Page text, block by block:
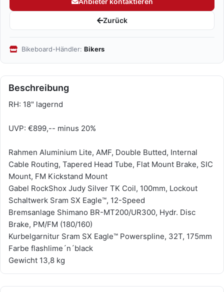
Zurück
Bikeboard-Händler: Bikers
Beschreibung
RH: 18" lagernd
UVP: €899,-- minus 20%
Rahmen Aluminium Lite, AMF, Double Butted, Internal
Cable Routing, Tapered Head Tube, Flat Mount Brake, SIC
Mount, FM Kickstand Mount
Gabel RockShox Judy Silver TK Coil, 100mm, Lockout
Schaltwerk Sram SX Eagle™, 12-Speed
Bremsanlage Shimano BR-MT200/UR300, Hydr. Disc
Brake, PM/FM (180/160)
Kurbelgarnitur Sram SX Eagle™ Powerspline, 32T, 175mm
Farbe flashlime´n´black
Gewicht 13,8 kg